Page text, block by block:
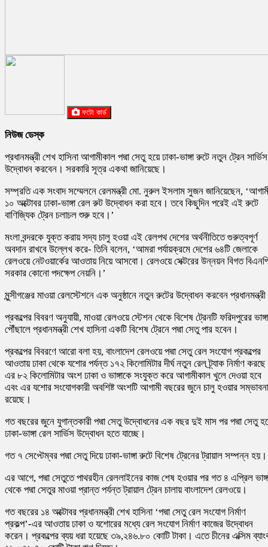
ফটো কার্ড
নিউজ ডেস্ক
প্রধানমন্ত্রী শেখ হাসিনা আগামীকাল পদ্মা সেতু হয়ে ঢাকা-ভাঙ্গা রুটে নতুন ট্রেন সার্ভিস
উদ্বোধন করবেন। সরকারি সূত্র একথা জানিয়েছে।
সম্প্রতি এক সংবাদ সম্মেলনে রেলমন্ত্রী মো. নুরুল ইসলাম সুজন জানিয়েছেন,
১০ অক্টোবর ঢাকা-ভাঙ্গা রেল রুট উদ্বোধন করা হবে। তবে কিছুদিন পরেই এই রুটে
বাণিজ্যিক ট্রেন চলাচল শুরু হবে।’
মংলা বন্দরকে যুক্ত করায় সদ্য চালু হওয়া এই রেলপথ দেশের অর্থনীতিতে গুরুত্বপূর্ণ
অবদান রাখবে উল্লেখ করে- তিনি বলেন, ‘আমরা পর্যায়ক্রমে দেশের ৬৪টি জেলাকে
রেলওয়ে নেটওয়ার্কের আওতায় নিয়ে আসবো। রেলওয়ে সেক্টরের উন্নয়ন বিগত
সরকার কোনো পদক্ষেপ নেয়নি।’
মুন্সীগঞ্জের মাওয়া রেলস্টেশনে এক অনুষ্ঠানে নতুন রুটের উদ্বোধন করবেন
প্রকল্পের বিবরণ অনুযায়ী, মাওয়া রেলওয়ে স্টেশন থেকে বিশেষ ট্রেনটি ফরিদপুরের
পৌঁছালে প্রধানমন্ত্রী শেখ হাসিনা একটি বিশেষ ট্রেনে পদ্মা সেতু পার হবেন।
প্রকল্পের বিবরণে আরো বলা হয়, বাংলাদেশ রেলওয়ে পদ্মা সেতু রেল সংযোগ প্রকল্পের
আওতায় ঢাকা থেকে যশোর পর্যন্ত ১৭২ কিলোমিটার দীর্ঘ নতুন রেল ট্র্যাক নির্মাণ
এর ৮২ কিলোমিটার অংশ ঢাকা ও ভাঙ্গাকে সংযুক্ত করে আগামীকাল খুলে দেওয়া হবে
এবং এর যশোর সংযোগকারী অবশিষ্ট অংশটি আগামী বছরের জুনে চালু হওয়ার সম্ভাবনা
রয়েছে।
গত বছরের জুনে যুগান্তকারী পদ্মা সেতু উদ্বোধনের এক বছর দুই মাস পর পদ্মা সেতু
ঢাকা-ভাঙ্গা রেল সার্ভিস উদ্বোধন হতে যাচ্ছে।
গত ৭ সেপ্টেম্বর পদ্মা সেতু দিয়ে ঢাকা-ভাঙ্গা রুটে বিশেষ ট্রেনের ট্রায়াল সম্পন্ন হয়।
এর আগে, পদ্মা সেতুতে পাথরহীন রেললাইনের কাজ শেষ হওয়ার পর গত ৪ এপ্রিল
থেকে পদ্মা সেতুর মাওয়া প্রান্ত পর্যন্ত ট্রায়াল ট্রেন চালায় বাংলাদেশ রেলওয়ে।
গত বছরের ১৪ অক্টোবর প্রধানমন্ত্রী শেখ হাসিনা ‘পদ্মা সেতু রেল সংযোগ নির্মাণ
প্রকল্প’-এর আওতায় ঢাকা ও যশোরের মধ্যে রেল সংযোগ নির্মাণ কাজের উদ্বোধন
করেন। প্রকল্পের ব্যয় ধরা হয়েছে ৩৯,২৪৬.৮০ কোটি টাকা। এতে চীনের এক্সিম